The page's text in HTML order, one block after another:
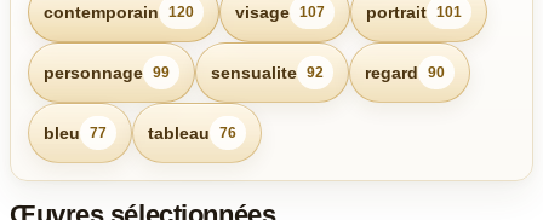
contemporain 120 visage 107 portrait 101
personnage 99 sensualite 92 regard 90
bleu 77 tableau 76